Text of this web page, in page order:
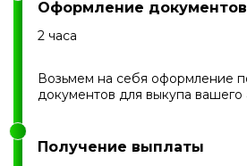
Оформление документов
2 часа
Возьмем на себя оформление
документов для выкупа вашего
Получение выплаты